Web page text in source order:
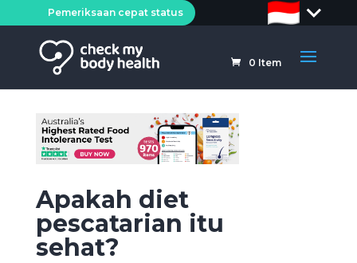
Pemeriksaan cepat status
0 Item
Apakah diet
pescatarian itu
sehat?